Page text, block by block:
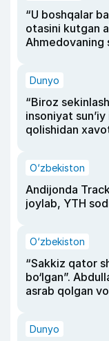
“U boshqalar
otasini kutgan
Ahmedovaning
Dunyo
“Biroz
insoniyat
qolishidan
O‘zbekiston
Andijonda
joylab, YTH
O‘zbekiston
“Sakkiz qator
bo‘lgan”.
asrab qolgan
Dunyo